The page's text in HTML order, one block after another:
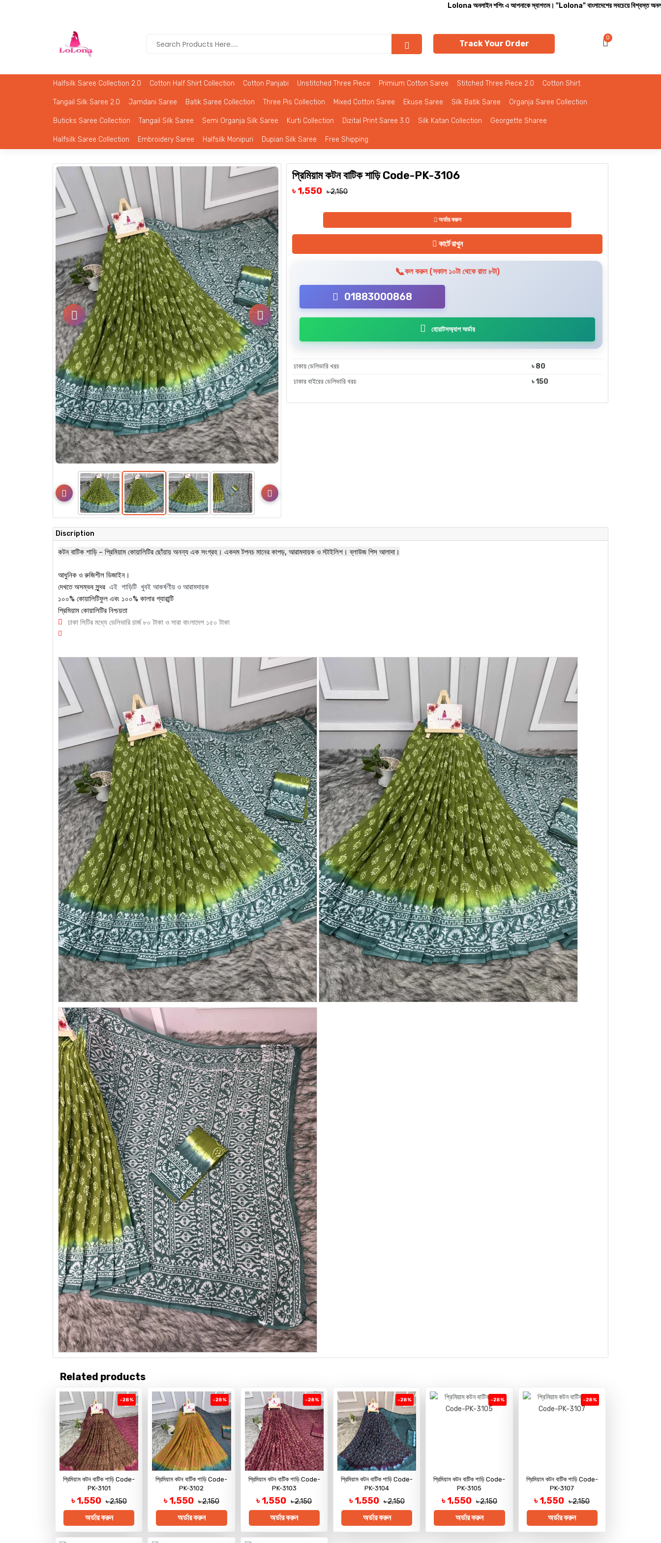
Lolona অনলাইন শপিং এ আপনাকে স্বাগতম। "Lolona" বাংলাদেশের সবচেয়ে বিশ্বস্ত অনলাইন শপ। সারা
Track Your Order
0
Halfsilk Saree Collection 2.0 Cotton Half Shirt Collection Cotton Panjabi Unstitched Three Piece Primium Cotton Saree Stitched Three Piece 2.0 Cotton Shirt
Tangail Silk Saree 2.0 Jamdani Saree Batik Saree Collection Three Pis Collection Mixed Cotton Saree Ekuse Saree Silk Batik Saree Organja Saree Collection
Buticks Saree Collection Tangail Silk Saree Semi Organja Silk Saree Kurti Collection Dizital Print Saree 3.0 Silk Katan Collection Georgette Sharee
Halfsilk Saree Collection Embroidery Saree Halfsilk Monipuri Dupian Silk Saree Free Shipping
প্রিমিয়াম কটন বাটিক শাড়ি Code-PK-3106
৳ 1,550 ৳ 2,150
অর্ডার করুন
কার্টে রাখুন
📞কল করুন (সকাল ১০টা থেকে রাত ৮টা)
01883000868
হোয়াটসঅ্যাপ অর্ডার
ঢাকায় ডেলিভারি খরচ
৳ 80
ঢাকার বাইরের ডেলিভারি খরচ
৳ 150
Discription
কটন বাটিক শাড়ি – প্রিমিয়াম কোয়ালিটির ছোঁয়ায় অনন্য এক সংগ্রহ। একদম টপনচ মানের কাপড়, আরামদায়ক ও স্টাইলিশ। ব্লাউজ পিস আলাদা।
আধুনিক ও রুজিশীল ডিজাইন।
দেখতে অসম্ভব সুন্দর এই শাড়িটি খুবই আকর্ষণীয় ও আরামদায়ক
১০০% কোয়ালিটিফুল এবং ১০০% কালার গ্যারান্টি
প্রিমিয়াম কোয়ালিটির নিশ্চয়তা
ঢাকা সিটির মধ্যে ডেলিভারি চার্জ ৮০ টাকা ও সারা বাংলাদেশ ১৫০ টাকা
Related products
-28%
প্রিমিয়াম কটন বাটিক শাড়ি Code-
PK-3101
৳ 1,550 ৳ 2,150
অর্ডার করুন
-28%
প্রিমিয়াম কটন বাটিক শাড়ি Code-
PK-3102
৳ 1,550 ৳ 2,150
অর্ডার করুন
-28%
প্রিমিয়াম কটন বাটিক শাড়ি Code-
PK-3103
৳ 1,550 ৳ 2,150
অর্ডার করুন
-28%
প্রিমিয়াম কটন বাটিক শাড়ি Code-
PK-3104
৳ 1,550 ৳ 2,150
অর্ডার করুন
-28%
প্রিমিয়াম কটন বাটিক শাড়ি Code-
PK-3105
৳ 1,550 ৳ 2,150
অর্ডার করুন
-28%
প্রিমিয়াম কটন বাটিক শাড়ি Code-
PK-3107
৳ 1,550 ৳ 2,150
অর্ডার করুন